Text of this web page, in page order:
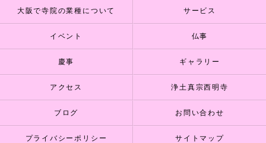
大阪で寺院の業種について サービス
イベント 仏事
慶事 ギャラリー
アクセス 浄土真宗西明寺
ブログ お問い合わせ
プライバシーポリシー サイトマップ